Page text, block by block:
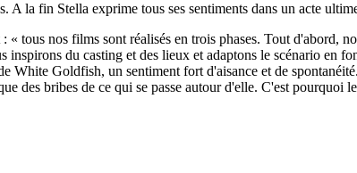
A la fin Stella exprime tous ses sentiments dans un acte
« tous nos films sont réalisés en trois phases. Tout d'abord,
du casting et des lieux et adaptons le scénario en
White Goldfish, un sentiment fort d'aisance et de
des bribes de ce qui se passe autour d'elle. C'est